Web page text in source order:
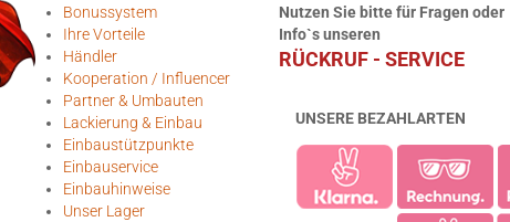
Bonussystem
Ihre Vorteile
Händler
Kooperation / Influencer
Partner & Umbauten
Lackierung & Einbau
Einbaustützpunkte
Einbauservice
Einbauhinweise
Unser Lager
Nutzen Sie bitte für Fragen oder
Info`s unseren
RÜCKRUF - SERVICE
UNSERE BEZAHLARTEN